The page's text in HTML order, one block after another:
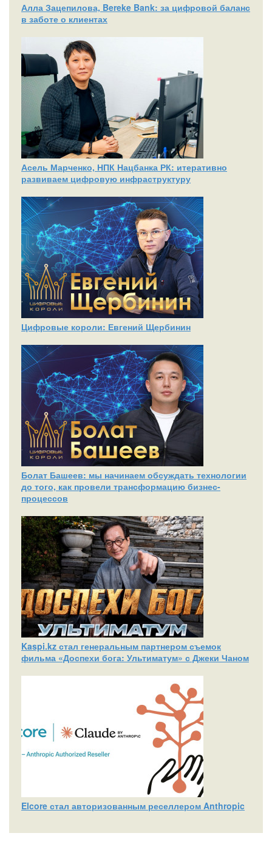
Алла Зацепилова, Bereke Bank: за цифровой баланс
в заботе о клиентах
Асель Марченко, НПК Нацбанка РК: итеративно
развиваем цифровую инфраструктуру
Цифровые короли: Евгений Щербинин
Болат Башеев: мы начинаем обсуждать технологии
до того, как провели трансформацию бизнес-
процессов
Kaspi.kz стал генеральным партнером съемок
фильма «Доспехи бога: Ультиматум» с Джеки Чаном
Elcore стал авторизованным реселлером Anthropic